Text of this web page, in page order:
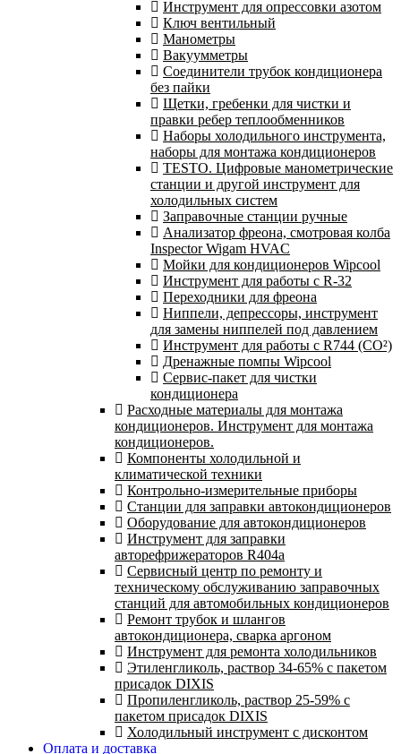
Инструмент для опрессовки азотом
Ключ вентильный
Манометры
Вакуумметры
Соединители трубок кондиционера
без пайки
Щетки, гребенки для чистки и
правки ребер теплообменников
Наборы холодильного инструмента,
наборы для монтажа кондиционеров
TESTO. Цифровые манометрические
станции и другой инструмент для
холодильных систем
Заправочные станции ручные
Анализатор фреона, смотровая колба
Inspector Wigam HVAC
Мойки для кондиционеров Wipcool
Инструмент для работы с R-32
Переходники для фреона
Ниппели, депрессоры, инструмент
для замены ниппелей под давлением
Инструмент для работы с R744 (CO²)
Дренажные помпы Wipcool
Сервис-пакет для чистки
кондиционера
Расходные материалы для монтажа
кондиционеров. Инструмент для монтажа
кондиционеров.
Компоненты холодильной и
климатической техники
Контрольно-измерительные приборы
Станции для заправки автокондиционеров
Оборудование для автокондиционеров
Инструмент для заправки
авторефрижераторов R404a
Сервисный центр по ремонту и
техническому обслуживанию заправочных
станций для автомобильных кондиционеров
Ремонт трубок и шлангов
автокондиционера, сварка аргоном
Инструмент для ремонта холодильников
Этиленгликоль, раствор 34-65% с пакетом
присадок DIXIS
Пропиленгликоль, раствор 25-59% с
пакетом присадок DIXIS
Холодильный инструмент с дисконтом
Оплата и доставка